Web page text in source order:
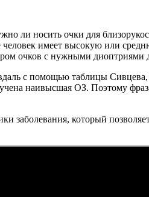
ли носить очки для
имеет высокую или
очков с нужными диоптриями
с помощью таблицы
наивысшая ОЗ. Поэтому
который